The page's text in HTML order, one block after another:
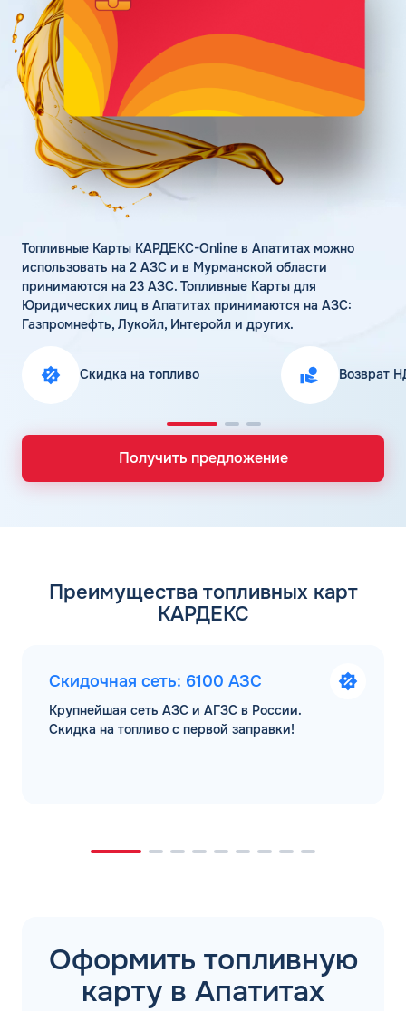
Статьи
Цена бензина и ДТ
Личный кабинет
Карта АЗС
Получить консультацию
Топливные Карты КАРДЕКС-Online в Апатитах можно
использовать на 2 АЗС и в Мурманской области
принимаются на 23 АЗС. Топливные Карты для
Юридических лиц в Апатитах принимаются на АЗС:
Газпромнефть, Лукойл, Интеройл и других.
Скидка на топливо Возврат
Получить предложение
Преимущества топливных карт
КАРДЕКС
Скидочная сеть: 6100 АЗС
Крупнейшая сеть АЗС и АГЗС в России.
Скидка на топливо с первой заправки!
Оформить топливную
карту в Апатитах